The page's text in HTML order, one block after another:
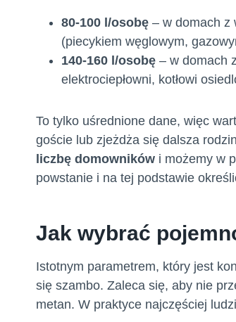
80-100 l/osobę – w domach z
(piecykiem węglowym,
140-160 l/osobę – w domach
elektrociepłowni, kotłowi
To tylko uśrednione dane, więc
goście lub zjeżdża się dalsza
liczbę domowników i możemy w
powstanie i na tej podstawie
Jak wybrać
Istotnym parametrem, który jest
się szambo. Zaleca się, aby nie
metan. W praktyce najczęściej